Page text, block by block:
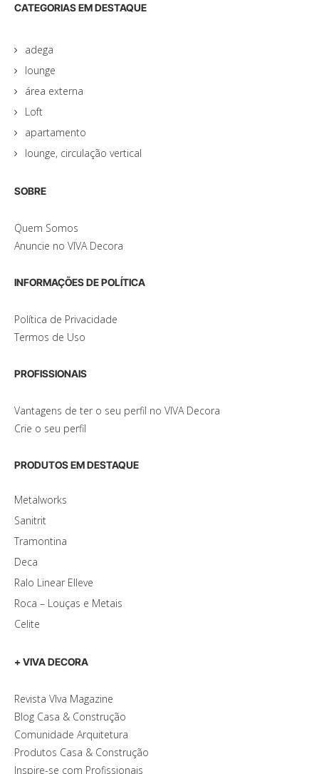
CATEGORIAS EM DESTAQUE
adega
lounge
área externa
Loft
apartamento
lounge, circulação vertical
SOBRE
Quem Somos
Anuncie no VIVA Decora
INFORMAÇÕES DE POLÍTICA
Política de Privacidade
Termos de Uso
PROFISSIONAIS
Vantagens de ter o seu perfil no VIVA Decora
Crie o seu perfil
PRODUTOS EM DESTAQUE
Metalworks
Sanitrit
Tramontina
Deca
Ralo Linear Elleve
Roca – Louças e Metais
Celite
+ VIVA DECORA
Revista VIva Magazine
Blog Casa & Construção
Comunidade Arquitetura
Produtos Casa & Construção
Inspire-se com Profissionais